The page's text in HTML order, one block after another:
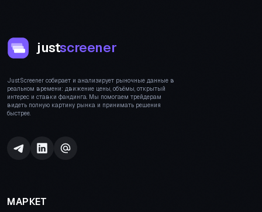
justscreener
JustScreener собирает и анализирует рыночные данные в
реальном времени: движение цены, объёмы, открытый
интерес и ставки фандинга. Мы помогаем трейдерам
видеть полную картину рынка и принимать решения
быстрее.
МАРКЕТ